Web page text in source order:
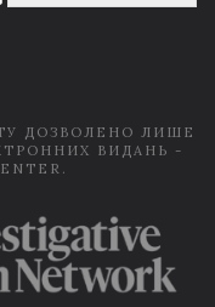
ДОЗВОЛЕНО ЛИШЕ
ВИДАНЬ -